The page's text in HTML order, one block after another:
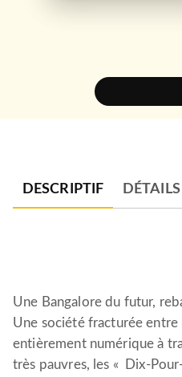
DESCRIPTIF DÉTAILS
Une Bangalore du futur,
Une société fracturée entre
entièrement numérique à
très pauvres, les « Dix-